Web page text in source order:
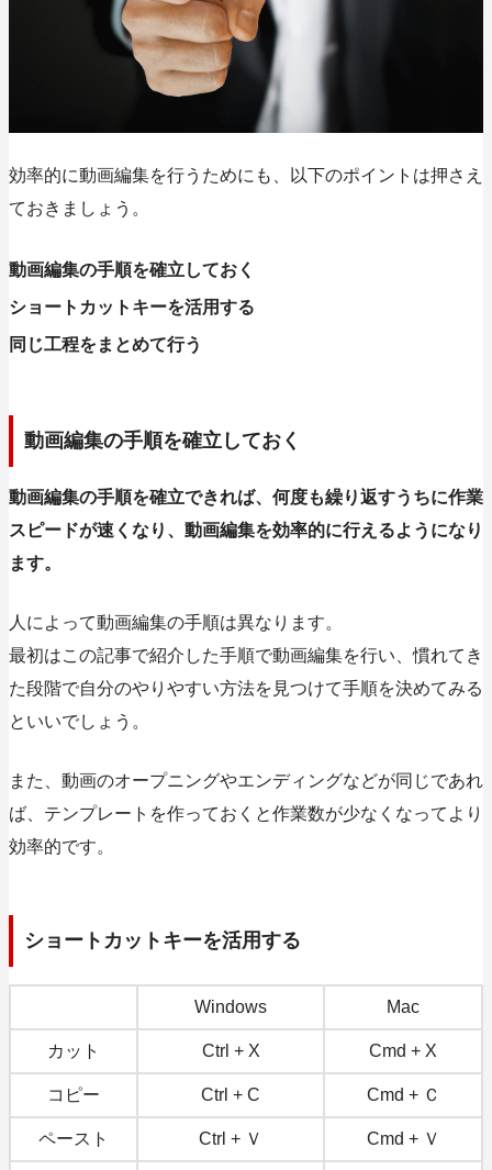
効率的に動画編集を行うためにも、以下のポイントは押さえ
ておきましょう。
動画編集の手順を確立しておく
ショートカットキーを活用する
同じ工程をまとめて行う
動画編集の手順を確立しておく
動画編集の手順を確立できれば、何度も繰り返すうちに作業
スピードが速くなり、動画編集を効率的に行えるようになり
ます。
人によって動画編集の手順は異なります。
最初はこの記事で紹介した手順で動画編集を行い、慣れてき
た段階で自分のやりやすい方法を見つけて手順を決めてみる
といいでしょう。
また、動画のオープニングやエンディングなどが同じであれ
ば、テンプレートを作っておくと作業数が少なくなってより
効率的です。
ショートカットキーを活用する
Windows Mac
カット Ctrl + X Cmd + X
コピー Ctrl + C Cmd + Ｃ
ペースト Ctrl + Ｖ Cmd + Ｖ